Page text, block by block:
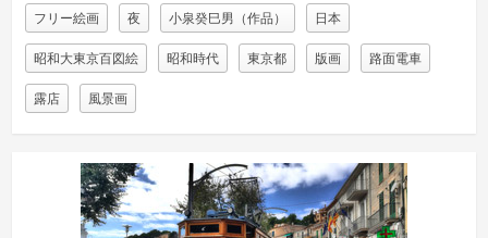
フリー絵画 夜 小泉癸巳男（作品） 日本
昭和大東京百図絵 昭和時代 東京都 版画 路面電車
露店 風景画